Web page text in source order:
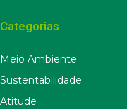
Categorias
Meio Ambiente
Sustentabilidade
Atitude